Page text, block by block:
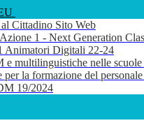
Cittadino Sito Web
1 - Next Generation
Animatori Digitali 22-24
e multilinguistiche nelle
per la formazione del
19/2024